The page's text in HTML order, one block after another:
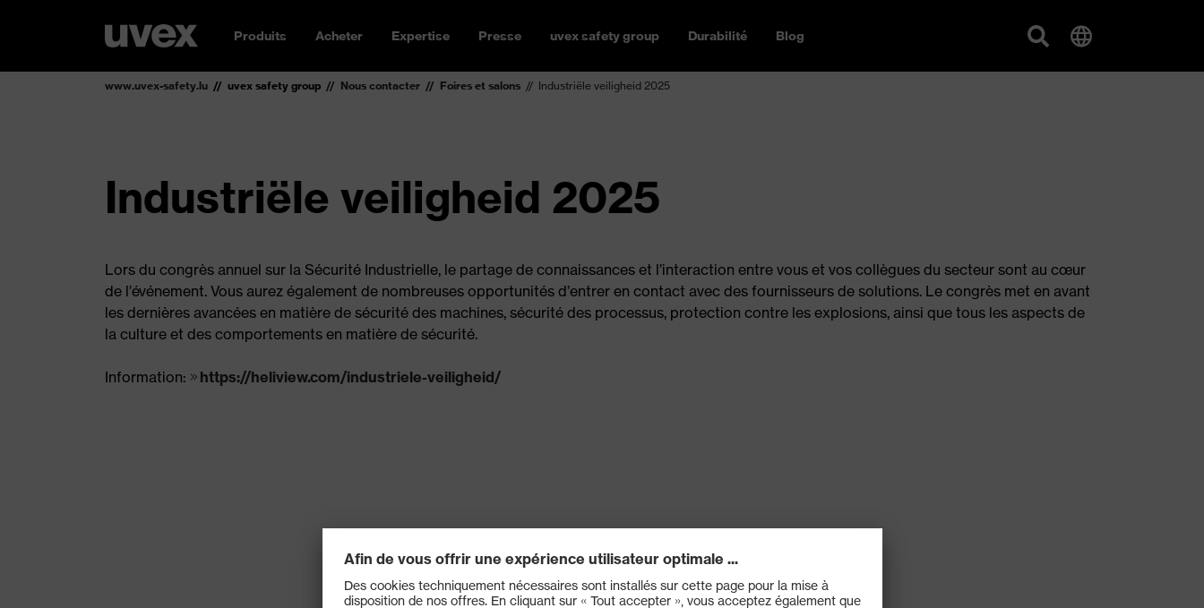
Produits Acheter Expertise Presse uvex safety group Durabilité Blog
www.uvex-safety.lu uvex safety group Nous contacter Foires et salons Industriële veiligheid 2025
Industriële veiligheid 2025
Lors du congrès annuel sur la Sécurité Industrielle, le partage de connaissances et l’interaction entre vous et vos collègues du secteur sont au cœur
de l’événement. Vous aurez également de nombreuses opportunités d’entrer en contact avec des fournisseurs de solutions. Le congrès met en avant
les dernières avancées en matière de sécurité des machines, sécurité des processus, protection contre les explosions, ainsi que tous les aspects de
la culture et des comportements en matière de sécurité.
Information: https://heliview.com/industriele-veiligheid/